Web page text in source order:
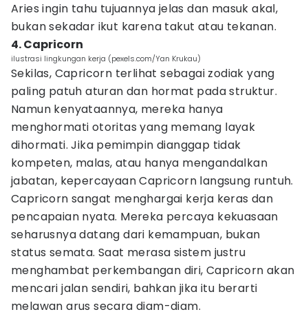
Aries ingin tahu tujuannya jelas dan masuk akal,
bukan sekadar ikut karena takut atau tekanan.
4. Capricorn
ilustrasi lingkungan kerja (pexels.com/Yan Krukau)
Sekilas, Capricorn terlihat sebagai zodiak yang
paling patuh aturan dan hormat pada struktur.
Namun kenyataannya, mereka hanya
menghormati otoritas yang memang layak
dihormati. Jika pemimpin dianggap tidak
kompeten, malas, atau hanya mengandalkan
jabatan, kepercayaan Capricorn langsung runtuh.
Capricorn sangat menghargai kerja keras dan
pencapaian nyata. Mereka percaya kekuasaan
seharusnya datang dari kemampuan, bukan
status semata. Saat merasa sistem justru
menghambat perkembangan diri, Capricorn akan
mencari jalan sendiri, bahkan jika itu berarti
melawan arus secara diam-diam.